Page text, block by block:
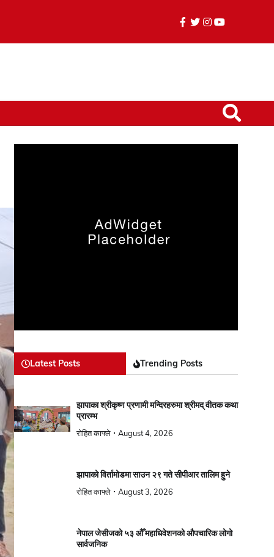
facebook
twitter
instagram
youtube
Latest Posts Trending Posts
झापाका श्रीकृष्ण प्रणामी मन्दिरहरुमा श्रीमद् वीतक कथा
प्रारम्भ
रोहित काफ्ले
August 4, 2026
झापाको विर्तामोडमा साउन २९ गते सीपीआर तालिम हुने
रोहित काफ्ले
August 3, 2026
नेपाल जेसीजको ५३ औँ महाधिवेशनको औपचारिक लोगो
सार्वजनिक